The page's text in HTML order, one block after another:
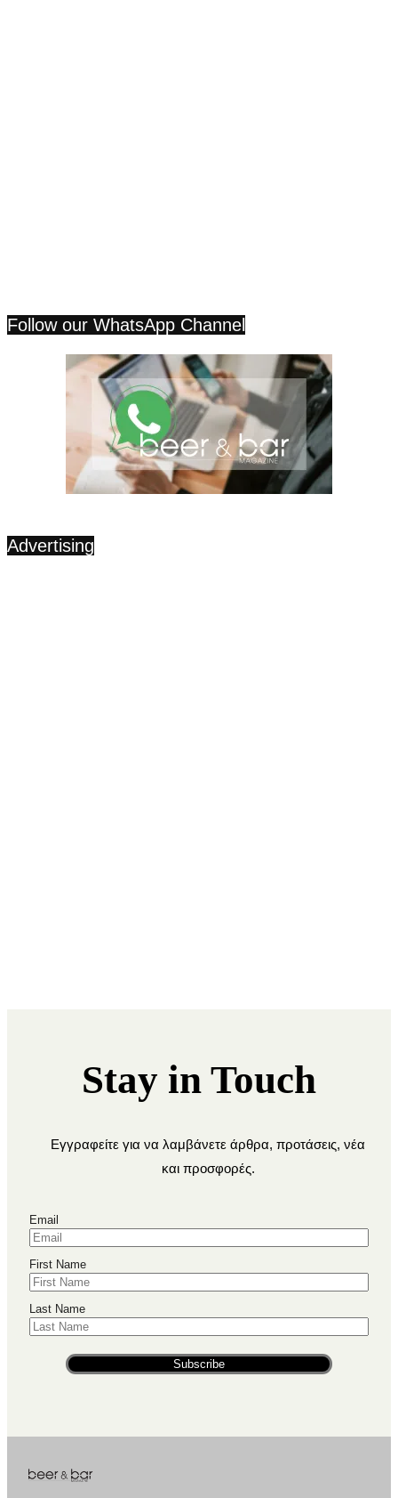
Follow our WhatsApp Channel
Advertising
Stay in Touch
Εγγραφείτε για να λαμβάνετε άρθρα, προτάσεις, νέα
και προσφορές.
Email
First Name
Last Name
Subscribe